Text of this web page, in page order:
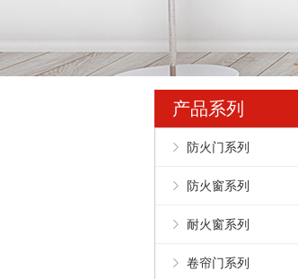
产品系列
防火门系列
防火窗系列
耐火窗系列
卷帘门系列